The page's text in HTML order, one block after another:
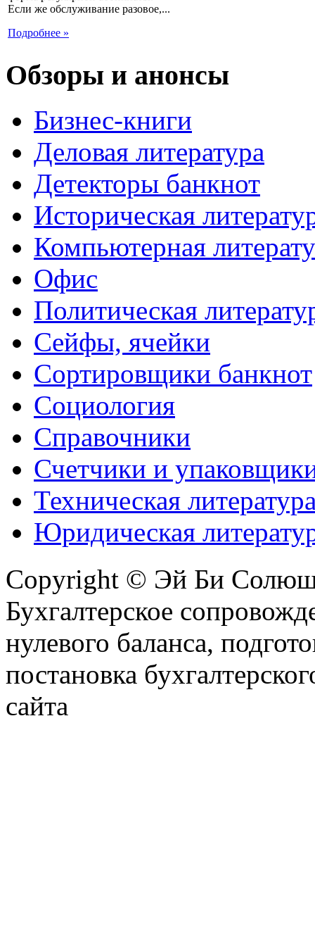
Если же обслуживание разовое,...
Подробнее »
Обзоры и анонсы
Бизнес-книги
Деловая литература
Детекторы банкнот
Историческая
Компьютерная
Офис
Политическая
Сейфы, ячейки
Сортировщики банкнот
Социология
Справочники
Счетчики и
Техническая
Юридическая
Copyright © Эй Би
Бухгалтерское
нулевого баланса,
постановка
сайта